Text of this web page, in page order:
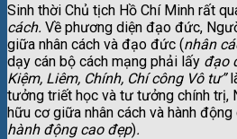
Sinh thời Chủ tịch Hồ Chí Minh rất
cách. Về phương diện đạo đức,
giữa nhân cách và đạo đức (nhân
dạy cán bộ cách mạng phải lấy đạo
Kiệm, Liêm, Chính, Chí công Vô tư”
tưởng triết học và tư tưởng chính trị,
hữu cơ giữa nhân cách và hành
hành động cao đẹp).